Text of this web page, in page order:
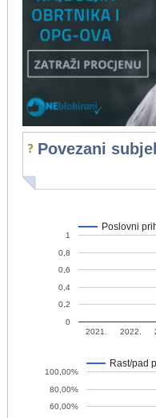
Povezani
Poslovni
2021. 2022.
0
0,2
0,4
0,6
0,8
1
Rast/pad
60,00%
80,00%
100,00%